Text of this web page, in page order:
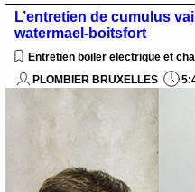
L’entretien de cumulus
watermael-boitsfort
Entretien boiler electrique et
PLOMBIER BRUXELLES